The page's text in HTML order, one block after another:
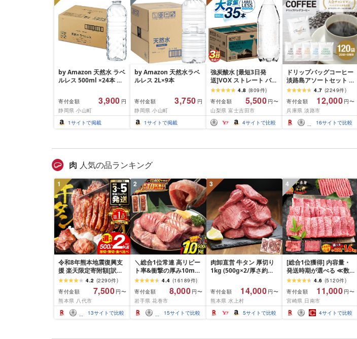
by Amazon 天然水 ラベ
ルレス 500ml ×24本 富
ム含有 水 ミネラルウォ
ーター ペットボトル 静
岡県産 500ミリリットル
(Smart Basic)
寄付金額 3,900 円
静岡県 小山町
1サイトで掲載
by Amazon 天然水ラベ
ルレス 2L×9本
寄付金額 3,750 円
静岡県 小山町
1サイトで掲載
強炭酸水 [最短3日発
送]VOX ストレート バナ
ジウム 強炭酸水 35本
500ml ラベルレス[富士
吉田市限定カートン] 炭
酸
4.8 (809件)
寄付金額
5,500 円〜
山梨県 富士吉田市
4サイトで比較
ドリップバッグコーヒー
淡路島アソートセット 6
種 120袋 飲み比べ ドリ
ップバッグ コーヒー ド
リップコーヒーファクト
リー
4.7 (2249件)
寄付金額
12,000 円〜
兵庫県 淡路市
16サイトで比較
肉 人気の品ランキング
1
令和8年熊本地震復興支
援 楽天限定寄附額[訳あ
り]牛タン 500g〜2kg 肉
牛肉 訳あり 牛タン 冷凍
小分け 厚切り 薄切り 食
べ比べ 500g 1kg 1.5kg
2kg 牛 人気 ビーフ 牛た
ん ふるさと納税 ランキ
4.2 (2290件)
寄付金額
7,500 円〜
熊本県 八代市
13サイトで比較
2
＼総合1位常連 高リピー
ト率&衝撃の厚み10mm
厚切り牛タン 塩味/ ≪ス
ピード発送!!10営業日以
内発送≫ 選べる内容量
500g / 1kg 定期便 毎月
届く 牛肉 肉 BBQ ふるさ
と 人気 ランキング 岩手
4.4 (16189件)
寄付金額
8,000 円〜
岩手県 花巻市
15サイトで比較
3
肉卸直営 牛タン 厚切り
1kg (500g×2/厚さ約
牛肉 焼肉 冷凍 スライス
業務用 バーベキュー
BBQ おつまみ ギフト お
祝い お中元 夏ギフト
寄付金額 14,000 円〜
熊本県 水上村
5サイトで比較
4
[総合1位獲得] 内容量・
発送時期が選べる ≪数
量限定≫ 宮崎牛 赤身 ス
ライス 焼肉 国産 肉 牛肉
薄切り 黒毛和牛 A4 A5
人気 小分け 焼き肉 すき
焼き しゃぶしゃぶ 牛丼
BBQ ギフト 贈り物 おす
4.6 (5120件)
寄付金額
11,000 円〜
宮崎県 日南市
4サイトで比較